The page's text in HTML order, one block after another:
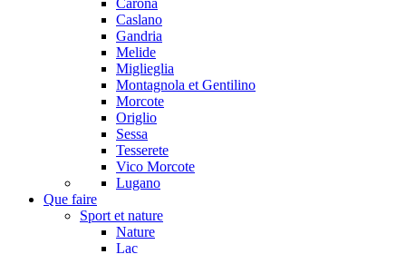
Carona
Caslano
Gandria
Melide
Miglieglia
Montagnola et Gentilino
Morcote
Origlio
Sessa
Tesserete
Vico Morcote
Lugano
Que faire
Sport et nature
Nature
Lac